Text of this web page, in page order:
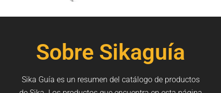
Sobre Sikaguía
Sika Guía es un resumen del catálogo de productos